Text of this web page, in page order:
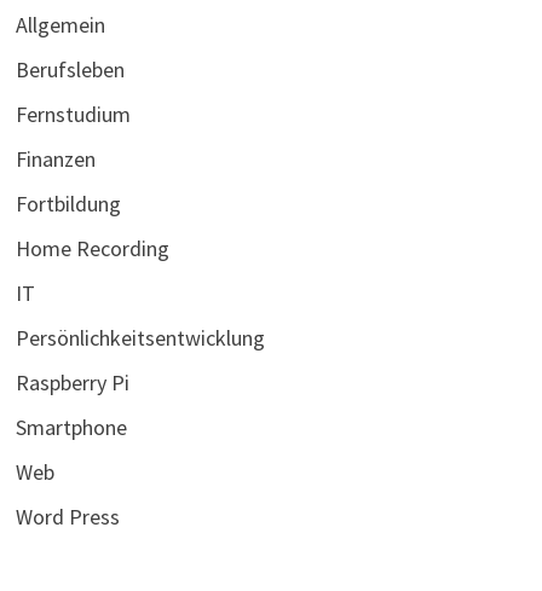
Allgemein
Berufsleben
Fernstudium
Finanzen
Fortbildung
Home Recording
IT
Persönlichkeitsentwicklung
Raspberry Pi
Smartphone
Web
Word Press